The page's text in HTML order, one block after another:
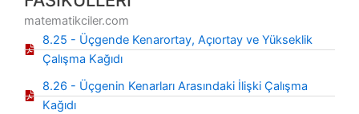
matematikciler.com
8.25 - Üçgende Kenarortay, Açıortay ve Yükseklik
Çalışma Kağıdı
8.26 - Üçgenin Kenarları Arasındaki İlişki Çalışma
Kağıdı